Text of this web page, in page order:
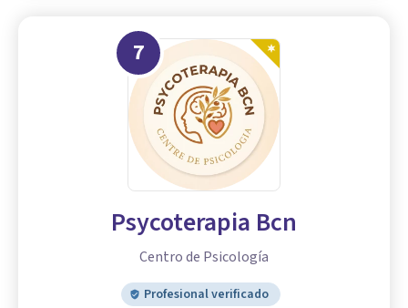
7
Psycoterapia Bcn
Centro de Psicología
Profesional verificado